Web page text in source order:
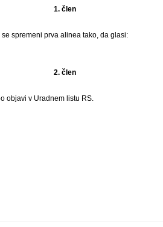
1. člen
spremeni prva alinea tako, da glasi:
2. člen
objavi v Uradnem listu RS.